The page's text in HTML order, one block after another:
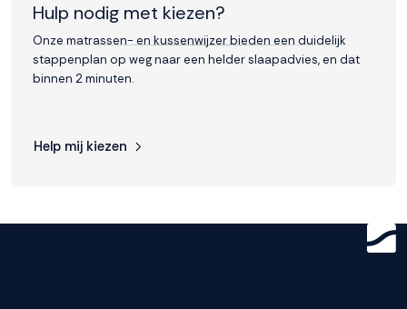
Hulp nodig met kiezen?
Onze matrassen- en kussenwijzer bieden een duidelijk
stappenplan op weg naar een helder slaapadvies, en dat
binnen 2 minuten.
Help mij kiezen